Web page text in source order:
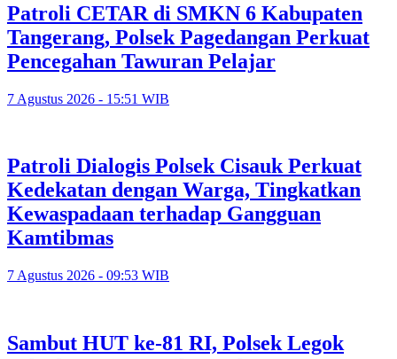
Patroli CETAR di SMKN 6 Kabupaten
Tangerang, Polsek Pagedangan Perkuat
Pencegahan Tawuran Pelajar
7 Agustus 2026 - 15:51 WIB
Patroli Dialogis Polsek Cisauk Perkuat
Kedekatan dengan Warga, Tingkatkan
Kewaspadaan terhadap Gangguan
Kamtibmas
7 Agustus 2026 - 09:53 WIB
Sambut HUT ke-81 RI, Polsek Legok